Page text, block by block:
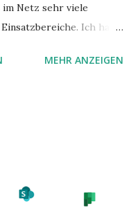
im Netz sehr viele
Ich habe
MEHR ANZEIGEN